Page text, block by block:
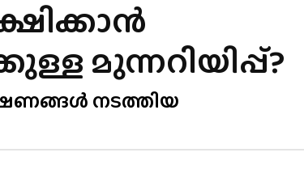
മുന്നറിയിപ്പ്?
നടത്തിയ